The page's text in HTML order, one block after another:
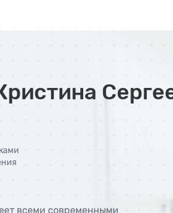
всеми современными